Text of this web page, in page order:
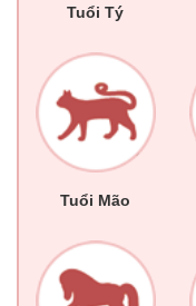
Tuổi Tý
Tuổi Mão